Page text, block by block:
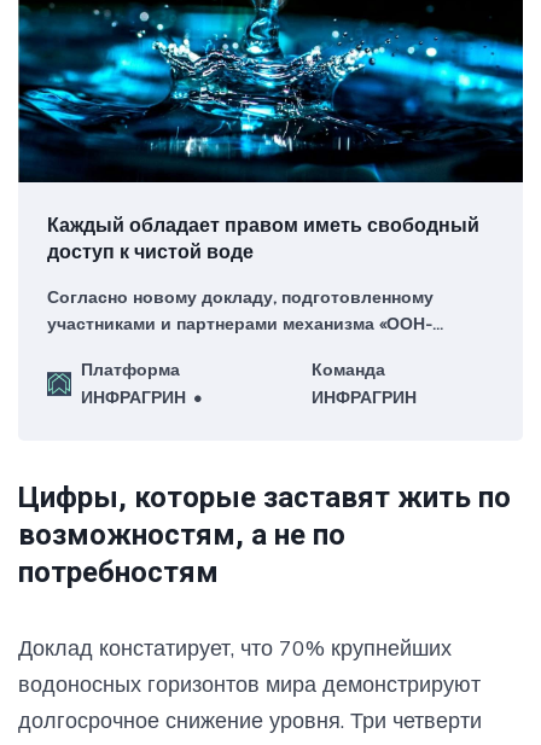
Каждый обладает правом иметь свободный
доступ к чистой воде
Согласно новому докладу, подготовленному
участниками и партнерами механизма «ООН-
сегодня два млрд человек все еще живут без
доступа к чистой питьевой воде, а три млрд
Платформа
ИНФРАГРИН
Команда
ИНФРАГРИН
Цифры, которые заставят жить по
возможностям, а не по
потребностям
Доклад констатирует, что 70% крупнейших
водоносных горизонтов мира демонстрируют
долгосрочное снижение уровня. Три четверти